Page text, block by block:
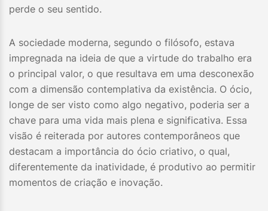
perde o seu sentido.
A sociedade moderna, segundo o filósofo, estava
impregnada na ideia de que a virtude do trabalho era
o principal valor, o que resultava em uma desconexão
com a dimensão contemplativa da existência. O ócio,
longe de ser visto como algo negativo, poderia ser a
chave para uma vida mais plena e significativa. Essa
visão é reiterada por autores contemporâneos que
destacam a importância do ócio criativo, o qual,
diferentemente da inatividade, é produtivo ao permitir
momentos de criação e inovação.